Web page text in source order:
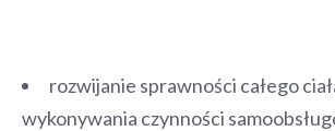
rozwijanie sprawności całego
wykonywania czynności